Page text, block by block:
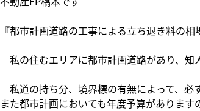
『都市計画道路の工事による立ち退き料の相
私の住むエリアに都市計画道路があり、知
私道の持ち分、境界標の有無によって、必
また都市計画においても年度予算があります